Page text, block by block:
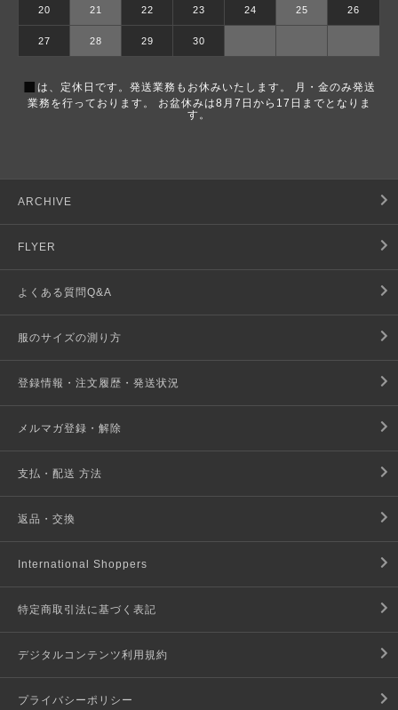
20 21 22 23 24 25 26
27 28 29 30
■ は、定休日です。発送業務もお休みいたします。 月・金のみ発送
業務を行っております。 お盆休みは8月7日から17日までとなりま
す。
ARCHIVE
FLYER
よくある質問Q&A
服のサイズの測り方
登録情報・注文履歴・発送状況
メルマガ登録・解除
支払・配送 方法
返品・交換
International Shoppers
特定商取引法に基づく表記
デジタルコンテンツ利用規約
プライバシーポリシー